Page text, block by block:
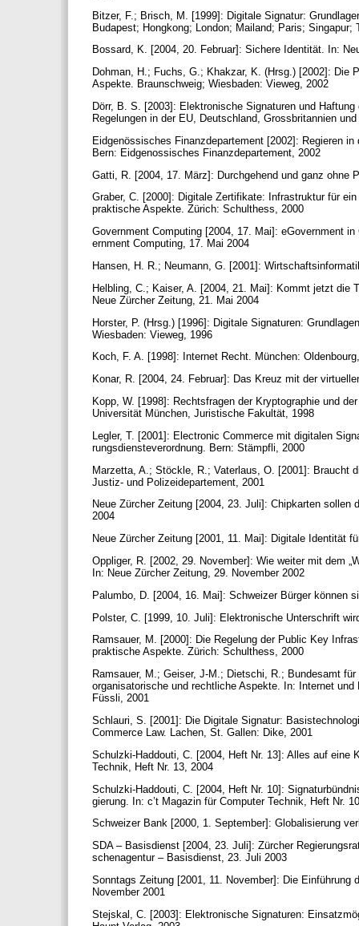
Bitzer, F.; Brisch, M. [1999]: Digitale Signatur:
Budapest; Hongkong; London; Mailand; Paris; Singapur;
Bossard, K. [2004, 20. Februar]: Sichere Identität. In:
Dohman, H.; Fuchs, G.; Khakzar, K. (Hrsg.) [2002]: Die
Aspekte. Braunschweig; Wiesbaden: Vieweg, 2002
Dörr, B. S. [2003]: Elektronische Signaturen und
Regelungen in der EU, Deutschland, Grossbritannien
Eidgenössisches Finanzdepartement [2002]: Regieren
Bern: Eidgenossisches Finanzdepartement, 2002
Gatti, R. [2004, 17. März]: Durchgehend und ganz ohne
Graber, C. [2000]: Digitale Zertifikate: Infrastruktur für
praktische Aspekte. Zürich: Schulthess, 2000
Government Computing [2004, 17. Mai]: eGovernment
ernment Computing, 17. Mai 2004
Hansen, H. R.; Neumann, G. [2001]:
Helbling, C.; Kaiser, A. [2004, 21. Mai]: Kommt jetzt die
Neue Zürcher Zeitung, 21. Mai 2004
Horster, P. (Hrsg.) [1996]: Digitale Signaturen:
Wiesbaden: Vieweg, 1996
Koch, F. A. [1998]: Internet Recht. München:
Konar, R. [2004, 24. Februar]: Das Kreuz mit der
Kopp, W. [1998]: Rechtsfragen der Kryptographie und
Universität München, Juristische Fakultät, 1998
Legler, T. [2001]: Electronic Commerce mit digitalen
rungsdiensteverordnung. Bern: Stämpfli, 2000
Marzetta, A.; Stöckle, R.; Vaterlaus, O. [2001]: Braucht
Justiz- und Polizeidepartement, 2001
Neue Zürcher Zeitung [2004, 23. Juli]: Chipkarten
2004
Neue Zürcher Zeitung [2001, 11. Mai]: Digitale Identität
Oppliger, R. [2002, 29. November]: Wie weiter mit dem
In: Neue Zürcher Zeitung, 29. November 2002
Palumbo, D. [2004, 16. Mai]: Schweizer Bürger können
Polster, C. [1999, 10. Juli]: Elektronische Unterschrift
Ramsauer, M. [2000]: Die Regelung der Public Key
praktische Aspekte. Zürich: Schulthess, 2000
Ramsauer, M.; Geiser, J-M.; Dietschi, R.; Bundesamt
organisatorische und rechtliche Aspekte. In: Internet
Füssli, 2001
Schlauri, S. [2001]: Die Digitale Signatur:
Commerce Law. Lachen, St. Gallen: Dike, 2001
Schulzki-Haddouti, C. [2004, Heft Nr. 13]: Alles auf eine
Technik, Heft Nr. 13, 2004
Schulzki-Haddouti, C. [2004, Heft Nr. 10]:
gierung. In: c’t Magazin für Computer Technik, Heft Nr.
Schweizer Bank [2000, 1. September]: Globalisierung
SDA – Basisdienst [2004, 23. Juli]: Zürcher
schenagentur – Basisdienst, 23. Juli 2003
Sonntags Zeitung [2001, 11. November]: Die
November 2001
Stejskal, C. [2003]: Elektronische Signaturen: